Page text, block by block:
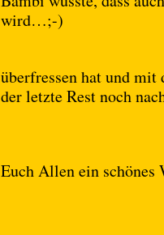
wird…;-)
überfressen hat und mit
der letzte Rest noch
Euch Allen ein schönes